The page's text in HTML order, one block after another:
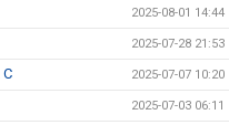
2025-08-01 14:44
2025-07-28 21:53
2025-07-07 10:20
2025-07-03 06:11